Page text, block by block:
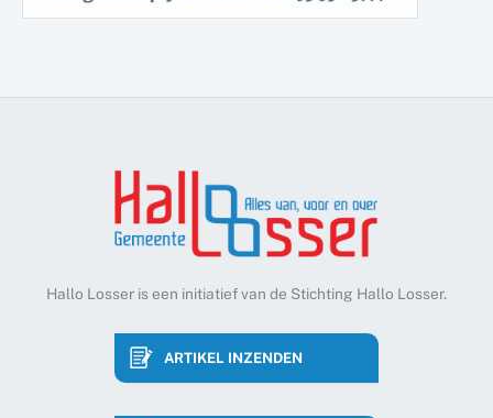
Hallo Losser is een initiatief van de Stichting Hallo Losser.
ARTIKEL INZENDEN